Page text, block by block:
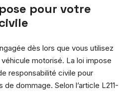
pour votre
dès lors que vous utilisez
motorisé. La loi impose
responsabilité civile pour
dommage. Selon l’article L211-